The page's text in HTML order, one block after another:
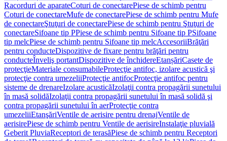
Racorduri de aparateCoturi de conectarePiese de schimb pentru
Coturi de conectareMufe de conectarePiese de schimb pentru Mufe
de conectareŞtuţuri de conectarePiese de schimb pentru Ştuţuri de
conectareSifoane tip PPiese de schimb pentru Sifoane tip PSifoane
tip melcPiese de schimb pentru Sifoane tip melcAccesoriiBrăţări
pentru conducteDispozitive de fixare pentru brăţări pentru
conducteÎnveliş portantDispozitive de închidereEtanșăriCasete de
protecţieMateriale consumabileProtecţie antifoc, izolare acustică şi
protecţie contra umezeliiProtecţie antifocProtecţie antifoc pentru
sisteme de drenareIzolare acusticăIzolaţii contra propagării sunetului
în masă solidăIzolaţii contra propagării sunetului în masă solidă şi
contra propagării sunetului în aerProtecţie contra
umezeliiEtanşăriVentile de aerisire pentru drenajVentile de
aerisirePiese de schimb pentru Ventile de aerisireInstalaţie pluvială
Geberit PluviaReceptori de terasăPiese de schimb pentru Receptori